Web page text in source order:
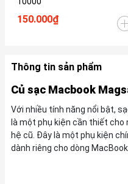
150.000₫
Thông tin sản phẩm
Củ sạc Macbook
Với nhiều tính năng nổi bật,
là một phụ kiện cần thiết cho
hệ cũ. Đây là một phụ kiện
dành riêng cho dòng